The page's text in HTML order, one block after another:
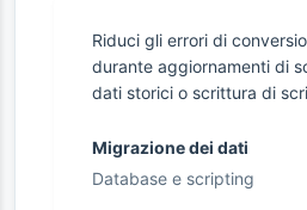
Riduci gli errori di
durante aggiornamenti di
dati storici o scrittura di
Migrazione dei dati
Database e scripting